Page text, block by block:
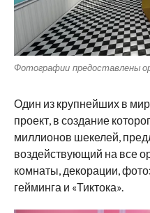
Фотографии предоставлены
Один из крупнейших в
проект, в создание
миллионов шекелей,
воздействующий на все
комнаты, декорации,
гейминга и «Тиктока».